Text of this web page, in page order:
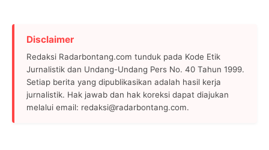
Disclaimer
Redaksi Radarbontang.com tunduk pada Kode Etik
Jurnalistik dan Undang-Undang Pers No. 40 Tahun 1999.
Setiap berita yang dipublikasikan adalah hasil kerja
jurnalistik. Hak jawab dan hak koreksi dapat diajukan
melalui email: redaksi@radarbontang.com.